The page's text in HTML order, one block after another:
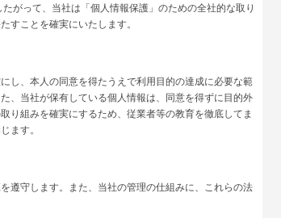
がって、当社は「個人情報保護」のための全社的な取り
すことを確実にいたします。
し、本人の同意を得たうえで利用目的の達成に必要な範
、当社が保有している個人情報は、同意を得ずに目的外
り組みを確実にするため、従業者等の教育を徹底してま
ます。
遵守します。また、当社の管理の仕組みに、これらの法